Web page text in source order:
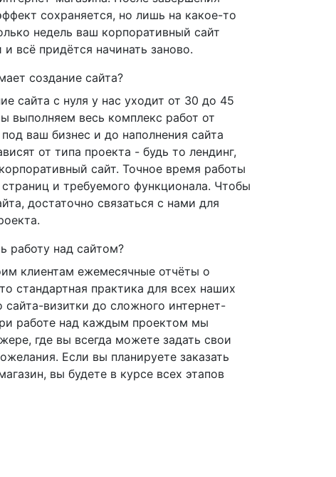
сохраняется, но лишь на какое-то
недель ваш корпоративный сайт
всё придётся начинать заново.
создание сайта?
сайта с нуля у нас уходит от 30 до 45
выполняем весь комплекс работ от
ваш бизнес и до наполнения сайта
от типа проекта - будь то лендинг,
сайт. Точное время работы
и требуемого функционала. Чтобы
достаточно связаться с нами для
работу над сайтом?
клиентам ежемесячные отчёты о
стандартная практика для всех наших
сайта-визитки до сложного интернет-
работе над каждым проектом мы
где вы всегда можете задать свои
Если вы планируете заказать
вы будете в курсе всех этапов